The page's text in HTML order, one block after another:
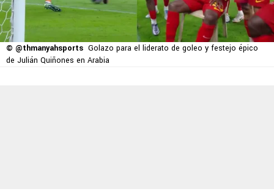
© @thmanyahsports Golazo para el liderato de goleo y festejo épico
de Julián Quiñones en Arabia